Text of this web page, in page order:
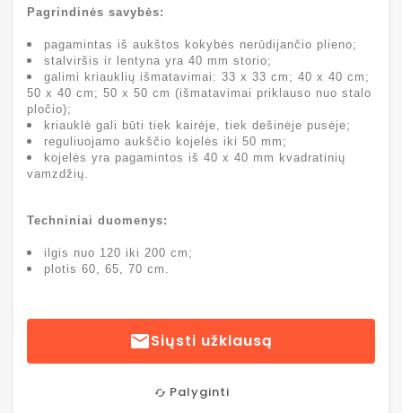
Pagrindinės savybės:
pagamintas iš aukštos kokybės nerūdijančio plieno;
stalviršis ir lentyna yra 40 mm storio;
galimi kriauklių išmatavimai: 33 x 33 cm; 40 x 40 cm;
50 x 40 cm; 50 x 50 cm (išmatavimai priklauso nuo stalo
pločio);
kriauklė gali būti tiek kairėje, tiek dešinėje pusėje;
reguliuojamo aukščio kojelės iki 50 mm;
kojelės yra pagamintos iš 40 x 40 mm kvadratinių
vamzdžių.
Techniniai duomenys:
ilgis nuo 120 iki 200 cm;
plotis 60, 65, 70 cm.
Siųsti užklausą
cached Palyginti